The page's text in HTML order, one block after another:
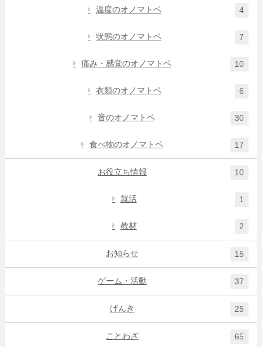
温度のオノマトペ 4
状態のオノマトペ 7
痛み・感覚のオノマトペ 10
衣類のオノマトペ 6
音のオノマトペ 30
食べ物のオノマトペ 17
お役立ち情報 10
就活 1
教材 2
お知らせ 15
ゲーム・活動 37
げんき 25
ことわざ 65